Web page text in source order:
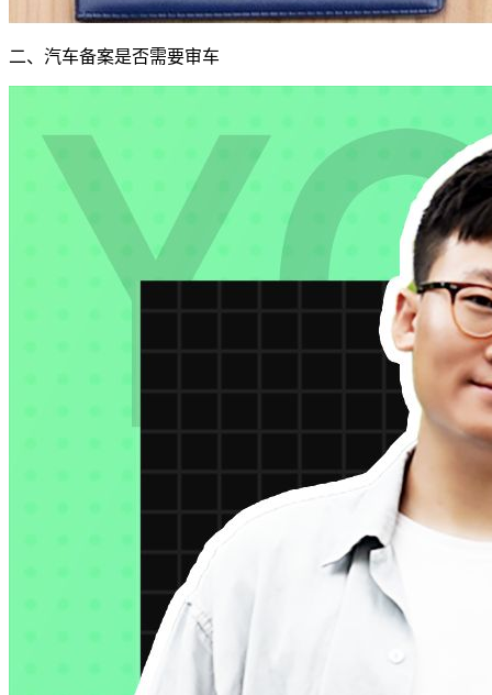
二、汽车备案是否需要审车